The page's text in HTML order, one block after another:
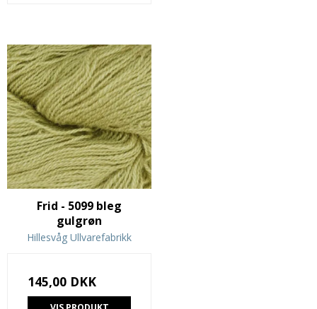
Frid - 5099 bleg
gulgrøn
Hillesvåg Ullvarefabrikk
145,00 DKK